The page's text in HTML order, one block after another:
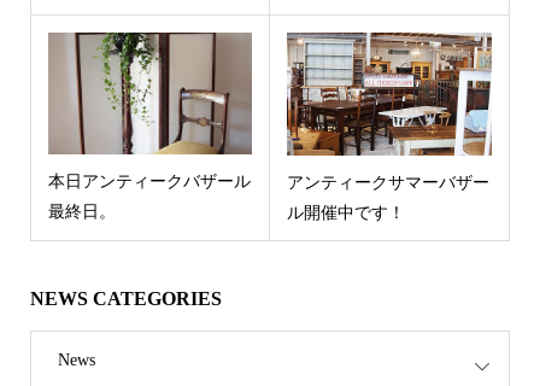
本日アンティークバザール
最終日。
アンティークサマーバザー
ル開催中です！
NEWS CATEGORIES
News